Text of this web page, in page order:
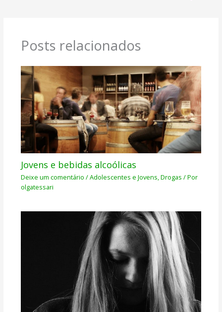
Posts relacionados
Jovens e bebidas alcoólicas
Deixe um comentário /Adolescentes e Jovens,Drogas / Por
olgatessari